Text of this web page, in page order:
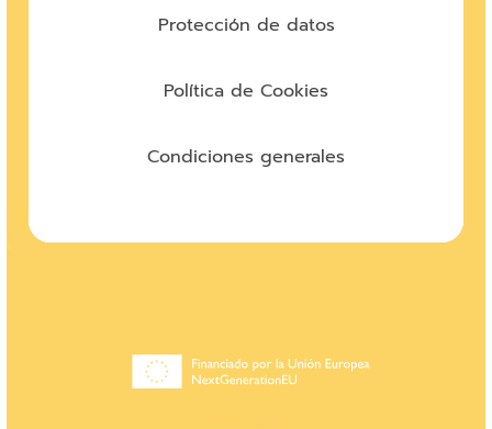
Protección de datos
Política de Cookies
Condiciones generales